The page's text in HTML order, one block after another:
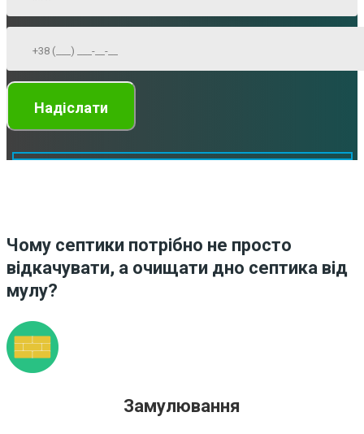
Чому септики потрібно не просто
відкачувати, а очищати дно септика від
мулу?
Замулювання